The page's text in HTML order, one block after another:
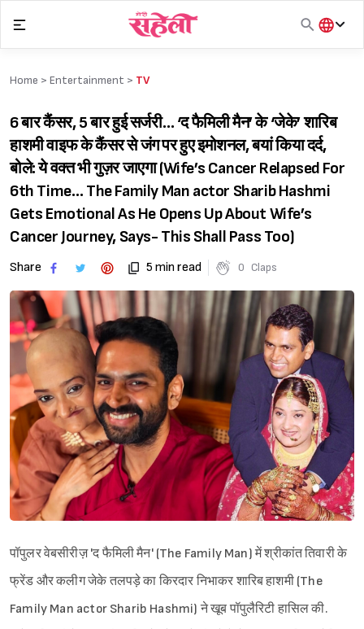
content
हिंदी
Home > Entertainment > TV
6 बार कैंसर, 5 बार हुई सर्जरी… ‘द फैमिली मैन’ के ‘जेके’ शारिब
हाशमी वाइफ के कैंसर से जंग पर हुए इमोशनल, बयां किया दर्द,
बोले: ये वक्त भी गुज़र जाएगा (Wife’s Cancer Relapsed For
6th Time… The Family Man actor Sharib Hashmi
Gets Emotional As He Opens Up About Wife’s
Cancer Journey, Says- This Shall Pass Too)
Share 5 min read 0 Claps
पॉपुलर वेबसीरीज़ 'द फैमिली मैन' (The Family Man) में श्रीकांत तिवारी के
फ्रेंड और कलीग जेके तलपड़े का किरदार निभाकर शारिब हाशमी (The
Family Man actor Sharib Hashmi) ने खूब पॉपुलैरिटी हासिल की.